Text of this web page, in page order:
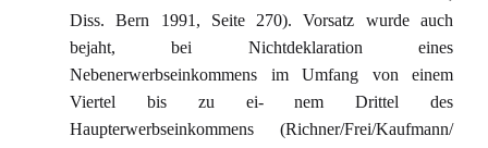
Diss. Bern 1991, Seite 270). Vorsatz wurde auch
bejaht, bei Nichtdeklaration eines
Nebenerwerbseinkommens im Umfang von einem
Viertel bis zu ei- nem Drittel des
Haupterwerbseinkommens (Richner/Frei/Kaufmann/